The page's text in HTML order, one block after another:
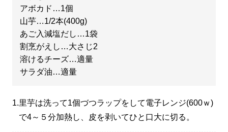
アボカド…1個
山芋…1/2本(400g)
あご入減塩だし…1袋
割烹がえし…大さじ2
溶けるチーズ…適量
サラダ油…適量
1.里芋は洗って1個づつラップをして電子レンジ(600ｗ)
で4～５分加熱し、皮を剥いてひと口大に切る。